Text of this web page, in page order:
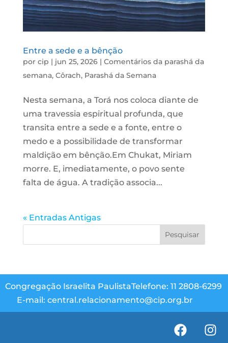
Entre a sede e a bênção
por cip | jun 25, 2026| Comentários da parashá da
semana, Côrach, Parashá da Semana
Nesta semana, a Torá nos coloca diante de
uma travessia espiritual profunda, que
transita entre a sede e a fonte, entre o
medo e a possibilidade de transformar
maldição em bênção.Em Chukat, Miriam
morre. E, imediatamente, o povo sente
falta de água. A tradição associa...
« Entradas Antigas
Congregação Israelita PaulistaTelefone: 11 2808-6299
E-mail: central.relacionamento@cip.org.br